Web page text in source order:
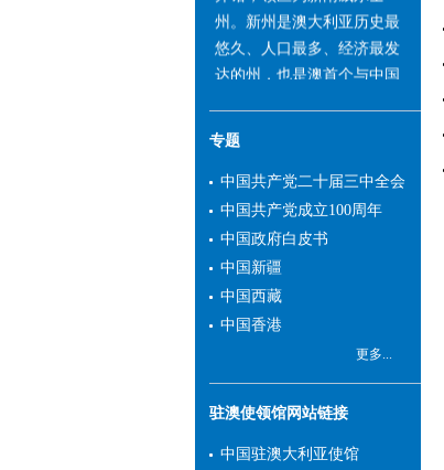
州。新州是澳大利亚历史最
悠久、人口最多、经济最发
达的州，也是澳首个与中国
量最多的州。中国长期保持
新州第一大贸易伙伴、第一
来，中国与新州交往更加密
切，友谊日益增强，互利合
作不断深化，成果丰硕，前
景广阔。
我和总领馆同事愿同领
区各界朋友携手努力，积极
落实好两国领导人重要共
识，进一步推进双方政治、
旅游等各领域交流合作，为
专题
中国共产党二十届三中全会
中国共产党成立100周年
中国政府白皮书
中国新疆
中国西藏
中国香港
更多...
驻澳使领馆网站链接
中国驻澳大利亚使馆